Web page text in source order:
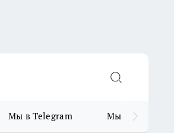
Мы в Telegram Мы в MAX